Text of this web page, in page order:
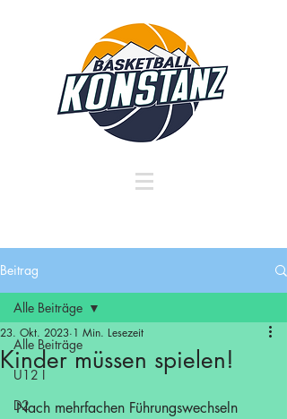
Beitrag
Alle Beiträge
U12 I
D2
Alle Beiträge
Kinder müssen spielen!
23. Okt. 2023 1 Min. Lesezeit
Nach mehrfachen Führungswechseln